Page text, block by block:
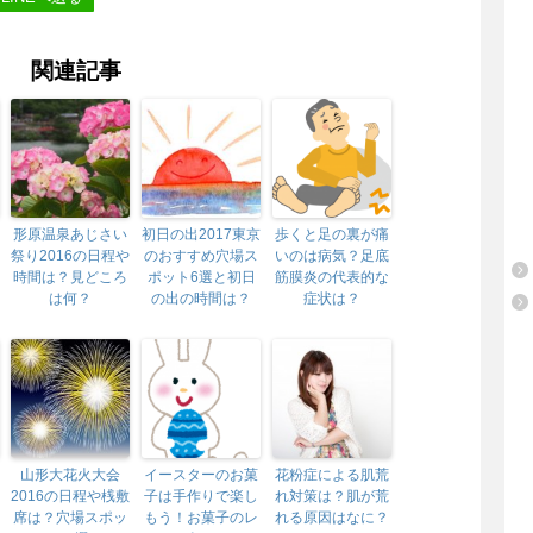
関連記事
形原温泉あじさい
祭り2016の日程や
時間は？見どころ
は何？
初日の出2017東京
のおすすめ穴場ス
ポット6選と初日
の出の時間は？
歩くと足の裏が痛
いのは病気？足底
筋膜炎の代表的な
症状は？
山形大花火大会
2016の日程や桟敷
席は？穴場スポッ
イースターのお菓
子は手作りで楽し
もう！お菓子のレ
花粉症による肌荒
れ対策は？肌が荒
れる原因はなに？